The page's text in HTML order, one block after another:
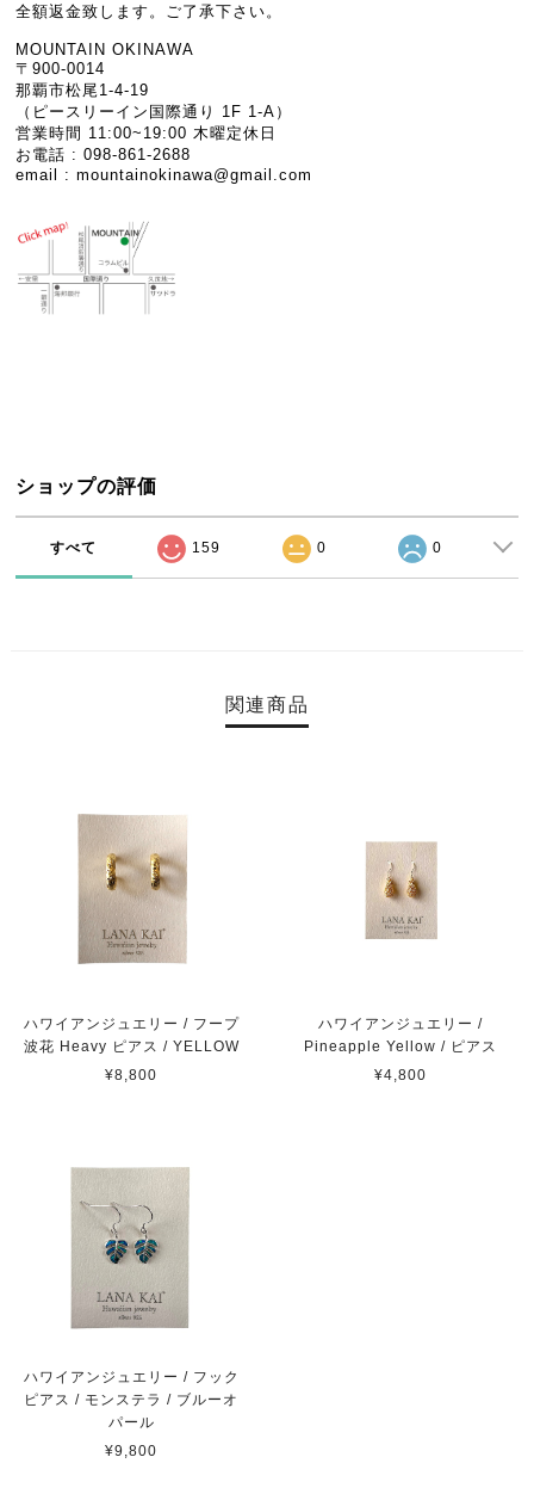
全額返金致します。ご了承下さい。
MOUNTAIN OKINAWA
〒900-0014
那覇市松尾1-4-19
（ピースリーイン国際通り 1F 1-A）
営業時間 11:00~19:00 木曜定休日
お電話 : 098-861-2688
email :mountainokinawa@gmail.com
ショップの評価
すべて 159 0 0
関連商品
ハワイアンジュエリー / フープ
波花 Heavy ピアス / YELLOW
¥8,800
ハワイアンジュエリー /
Pineapple Yellow / ピアス
¥4,800
ハワイアンジュエリー / フック
ピアス / モンステラ / ブルーオ
パール
¥9,800